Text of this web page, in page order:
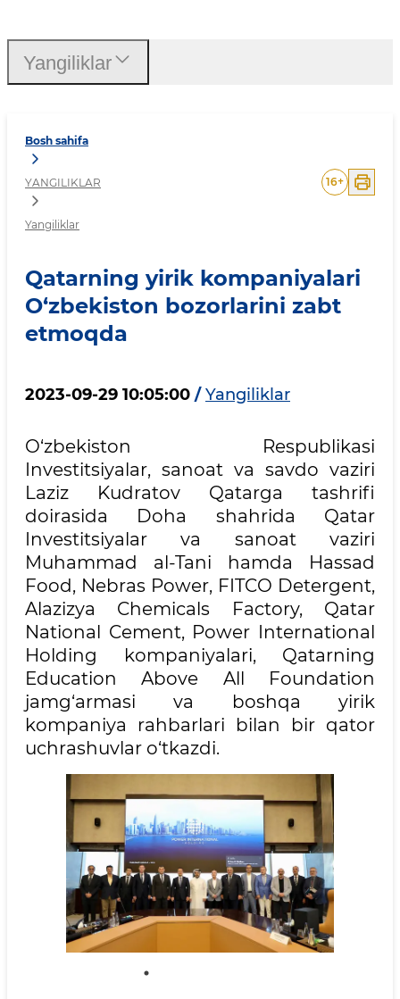
Bosh sahifa
YANGILIKLAR
Yangiliklar
16+
Qatarning yirik kompaniyalari
O‘zbekiston bozorlarini zabt
etmoqda
2023-09-29 10:05:00 / Yangiliklar
O‘zbekiston Respublikasi
Investitsiyalar, sanoat va savdo vaziri
Laziz Kudratov Qatarga tashrifi
doirasida Doha shahrida Qatar
Investitsiyalar va sanoat vaziri
Muhammad al-Tani hamda Hassad
Food, Nebras Power, FITCO Detergent,
Alazizya Chemicals Factory, Qatar
National Cement, Power International
Holding kompaniyalari, Qatarning
Education Above All Foundation
jamg‘armasi va boshqa yirik
kompaniya rahbarlari bilan bir qator
uchrashuvlar o‘tkazdi.
Yangiliklar